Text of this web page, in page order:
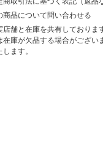
商品について問い合わせる
舗と在庫を共有しておりま
在庫が欠品する場合がござい
します。